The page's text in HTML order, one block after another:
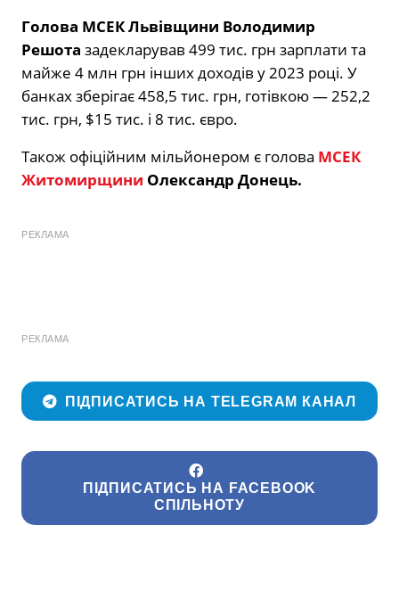
Голова МСЕК Львівщини Володимир
Решота задекларував 499 тис. грн зарплати та
майже 4 млн грн інших доходів у 2023 році. У
банках зберігає 458,5 тис. грн, готівкою — 252,2
тис. грн, $15 тис. і 8 тис. євро.
Також офіційним мільйонером є голова МСЕК
Житомирщини Олександр Донець.
РЕКЛАМА
РЕКЛАМА
ПІДПИСАТИСЬ НА TELEGRAM КАНАЛ
ПІДПИСАТИСЬ НА FACEBOOK
СПІЛЬНОТУ